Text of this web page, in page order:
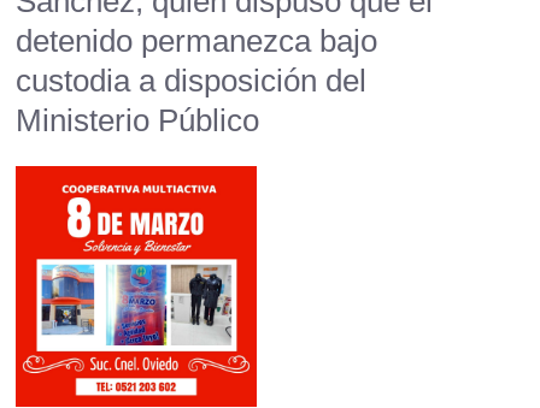
detenido permanezca bajo
custodia a disposición del
Ministerio Público